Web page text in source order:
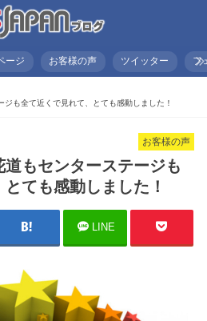
ージ お客様の声 ツイッター フ
ジも全て近くで見れて、とても感動しました！
お客様の声
もセンターステージも
ても感動しました！
LINE